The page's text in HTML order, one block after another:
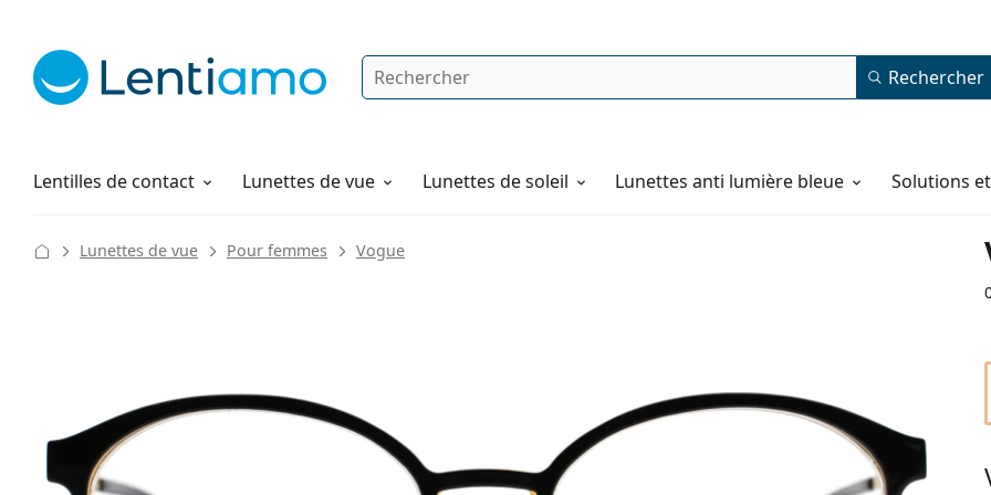
Rechercher Rechercher
Lentilles de contact
Solutions Lunettes de vue Lunettes de soleil Lunettes anti lumière bleue Solutions
Comment commander
Lunettes de vue Pour femmes Vogue